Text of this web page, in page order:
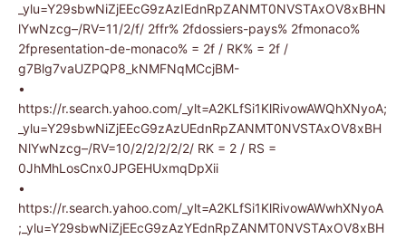
_ylu=Y29sbwNiZjEEcG9zAzIEdnRpZANMT0NVSTAxOV8xBHN
lYwNzcg–/RV=11/2/f/ 2ffr% 2fdossiers-pays% 2fmonaco%
2fpresentation-de-monaco% = 2f / RK% = 2f /
g7Blg7vaUZPQP8_kNMFNqMCcjBM-
•
https://r.search.yahoo.com/_ylt=A2KLfSi1KlRivowAWQhXNyoA;
_ylu=Y29sbwNiZjEEcG9zAzUEdnRpZANMT0NVSTAxOV8xBH
NlYwNzcg–/RV=10/2/2/2/2/2/ RK = 2 / RS =
0JhMhLosCnx0JPGEHUxmqDpXii
•
https://r.search.yahoo.com/_ylt=A2KLfSi1KlRivowAWwhXNyoA
;_ylu=Y29sbwNiZjEEcG9zAzYEdnRpZANMT0NVSTAxOV8xBH